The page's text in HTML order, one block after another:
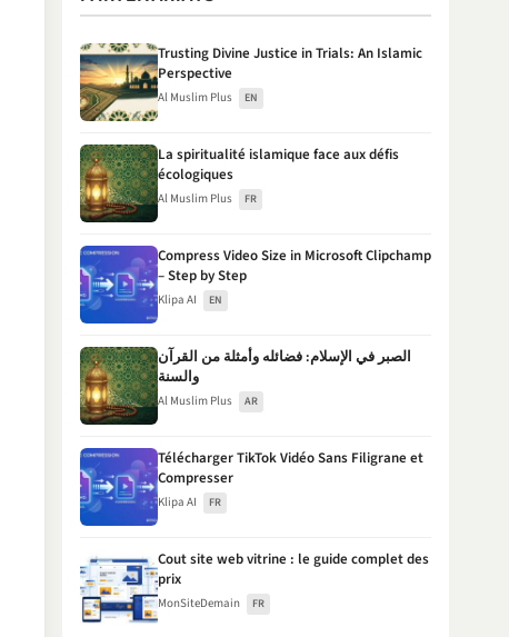
Trusting Divine Justice in Trials: An Islamic
Perspective
Al Muslim Plus EN
La spiritualité islamique face aux défis
écologiques
Al Muslim Plus FR
Compress Video Size in Microsoft Clipchamp
– Step by Step
Klipa AI EN
الصبر في الإسلام: فضائله وأمثلة من القرآن
والسنة
Al Muslim Plus AR
Télécharger TikTok Vidéo Sans Filigrane et
Compresser
Klipa AI FR
Cout site web vitrine : le guide complet des
prix
MonSiteDemain FR